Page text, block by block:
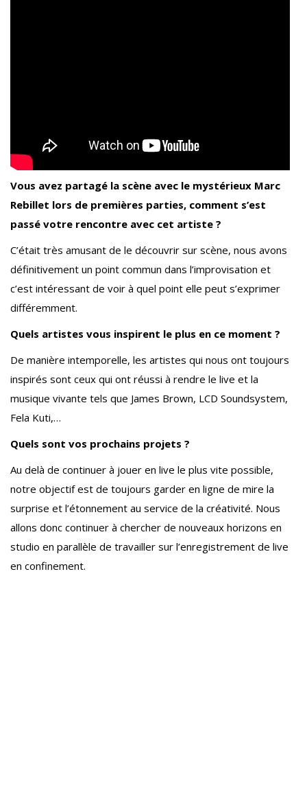
Vous avez partagé la scène avec le mystérieux Marc
Rebillet lors de premières parties, comment s’est
passé votre rencontre avec cet artiste ?
C’était très amusant de le découvrir sur scène, nous avons
définitivement un point commun dans l’improvisation et
c’est intéressant de voir à quel point elle peut s’exprimer
différemment.
Quels artistes vous inspirent le plus en ce moment ?
De manière intemporelle, les artistes qui nous ont toujours
inspirés sont ceux qui ont réussi à rendre le live et la
musique vivante tels que James Brown, LCD Soundsystem,
Fela Kuti,…
Quels sont vos prochains projets ?
Au delà de continuer à jouer en live le plus vite possible,
notre objectif est de toujours garder en ligne de mire la
surprise et l’étonnement au service de la créativité. Nous
allons donc continuer à chercher de nouveaux horizons en
studio en parallèle de travailler sur l’enregistrement de live
en confinement.